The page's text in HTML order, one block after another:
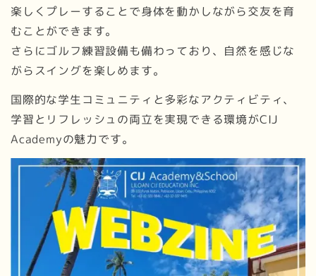
楽しくプレーすることで身体を動かしながら交友を育
むことができます。
さらにゴルフ練習設備も備わっており、自然を感じな
がらスイングを楽しめます。
国際的な学生コミュニティと多彩なアクティビティ、
学習とリフレッシュの両立を実現できる環境がCIJ
Academyの魅力です。